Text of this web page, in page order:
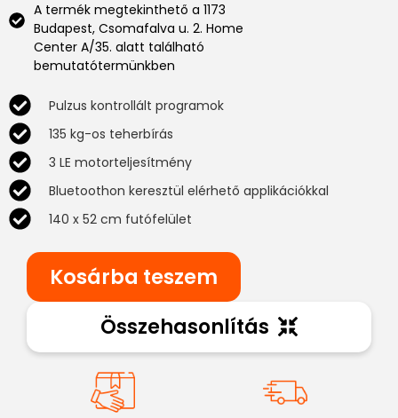
A termék megtekinthető a 1173
Budapest, Csomafalva u. 2. Home
Center A/35. alatt található
bemutatótermünkben
Pulzus kontrollált programok
135 kg-os teherbírás
3 LE motorteljesítmény
Bluetoothon keresztül elérhető applikációkkal
140 x 52 cm futófelület
Kosárba teszem
Összehasonlítás